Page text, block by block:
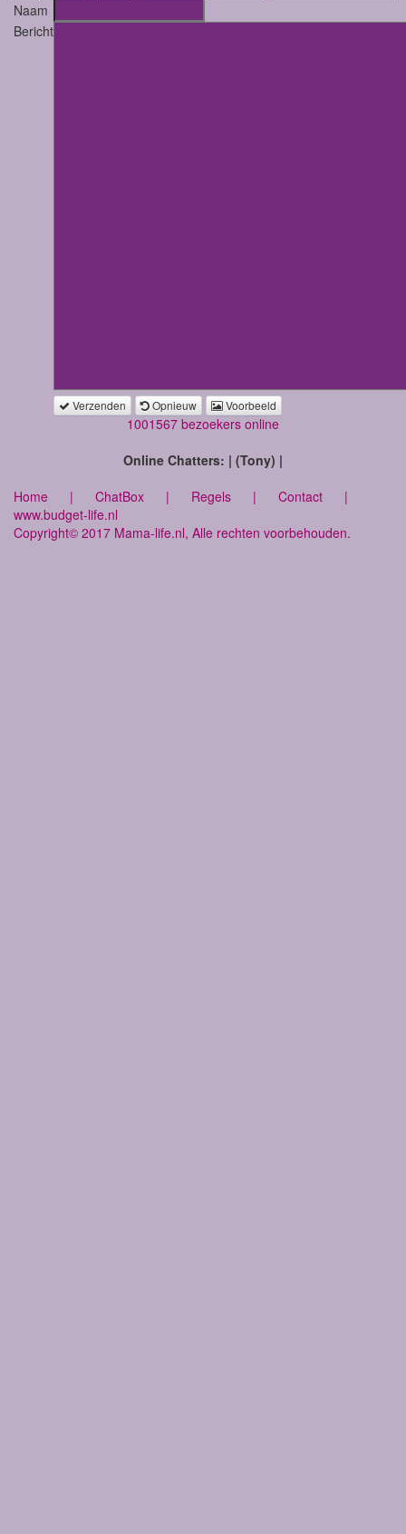
Naam
Bericht
Verzenden Opnieuw Voorbeeld
1001567 bezoekers online
Online Chatters: | (Tony) |
Home | ChatBox | Regels | Contact |
www.budget-life.nl
Copyright© 2017 Mama-life.nl, Alle rechten voorbehouden.